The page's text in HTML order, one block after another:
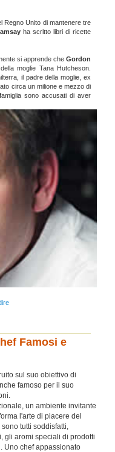
Regno Unito di mantenere tre
ha scritto libri di ricette
si apprende che Gordon
moglie Tana Hutcheson.
il padre della moglie, ex
circa un milione e mezzo di
sono accusati di aver
Famosi e
sul suo obiettivo di
famoso per il suo
un ambiente invitante
l'arte di piacere del
tutti soddisfatti,
gli aromi speciali di prodotti
Uno chef appassionato